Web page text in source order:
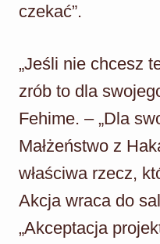
czekać”.
„Jeśli nie chcesz
zrób to dla
Fehime. – „Dla
Małżeństwo z
właściwa rzecz,
Akcja wraca do
„Akceptacja